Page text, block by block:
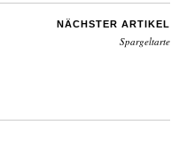
NÄCHSTER ARTIKEL
Spargeltarte